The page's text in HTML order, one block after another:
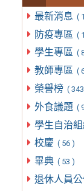
最新消息 (
防疫專區 (
學生專區 (
教師專區 (
榮譽榜 (
外食議題 (
學生自治
校慶 ( 56 )
畢典 ( 53 )
退休人員